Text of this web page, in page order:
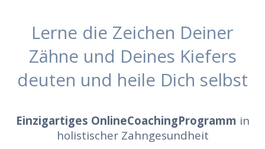
Lerne die Zeichen Deiner
Zähne und Deines Kiefers
deuten und heile Dich selbst
Einzigartiges OnlineCoachingProgramm in
holistischer Zahngesundheit